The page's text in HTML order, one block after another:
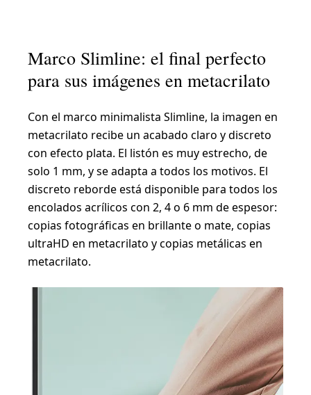
Marco Slimline: el final perfecto
para sus imágenes en metacrilato
Con el marco minimalista Slimline, la imagen en
metacrilato recibe un acabado claro y discreto
con efecto plata. El listón es muy estrecho, de
solo 1 mm, y se adapta a todos los motivos. El
discreto reborde está disponible para todos los
encolados acrílicos con 2, 4 o 6 mm de espesor:
copias fotográficas en brillante o mate, copias
ultraHD en metacrilato y copias metálicas en
metacrilato.